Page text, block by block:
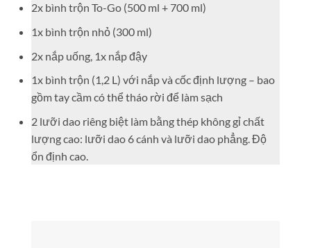
2x bình trộn To-Go (500 ml + 700 ml)
1x bình trộn nhỏ (300 ml)
2x nắp uống, 1x nắp đậy
1x bình trộn (1,2 L) với nắp và cốc định lượng – bao
gồm tay cầm có thể tháo rời để làm sạch
2 lưỡi dao riêng biệt làm bằng thép không gỉ chất
lượng cao: lưỡi dao 6 cánh và lưỡi dao phẳng. Độ
ổn định cao.